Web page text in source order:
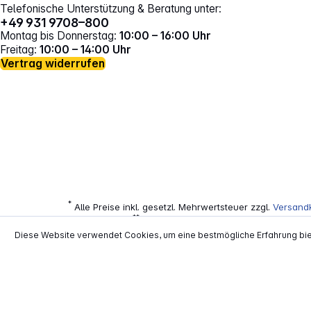
Telefonische Unterstützung & Beratung unter:
+49 931 9708–800
Montag bis Donnerstag: 10:00 – 16:00 Uhr
Freitag: 10:00 – 14:00 Uhr
Vertrag widerrufen
* Alle Preise inkl. gesetzl. Mehrwertsteuer zzgl.
**
Copyright © 2000 - 2026 TECHNIKdirekt
Diese Website verwendet Cookies, um eine bestmögliche Erfahrung